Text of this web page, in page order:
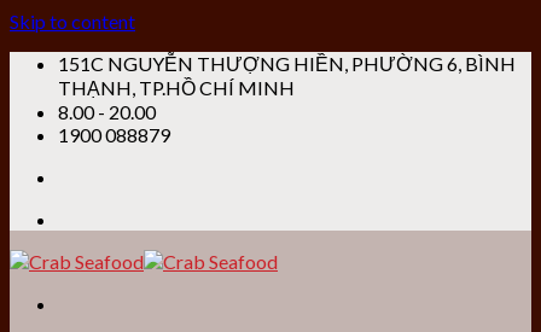
Skip to content
151C NGUYỄN THƯỢNG HIỀN, PHƯỜNG 6, BÌNH
THẠNH, TP.HỒ CHÍ MINH
8.00 - 20.00
1900 088879